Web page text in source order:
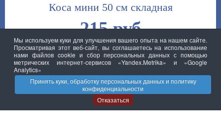
Коса мини 50 см складная
215 руб
Мы используем куки для улучшения вашего опыта на нашем сайте.
Просматривая этот веб-сайт, вы соглашаетесь на использование
нами файлов cookie и сбор персональных данных с помощью
метрических интернет-сервисов «Yandex.Metrika» и «Google
Analytics»
Принять куки, обработку персональных данных и политику
конфиденциальности
Отказаться